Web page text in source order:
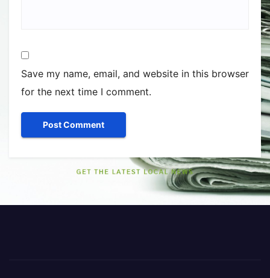
Save my name, email, and website in this browser
for the next time I comment.